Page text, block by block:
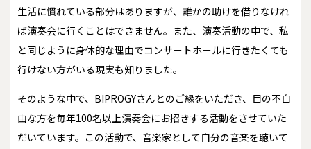
生活に慣れている部分はありますが、誰かの助けを借りなけれ
ば演奏会に行くことはできません。また、演奏活動の中で、私
と同じように身体的な理由でコンサートホールに行きたくても
行けない方がいる現実も知りました。
そのような中で、BIPROGYさんとのご縁をいただき、目の不自
由な方を毎年100名以上演奏会にお招きする活動をさせていた
だいています。この活動で、音楽家として自分の音楽を聴いて